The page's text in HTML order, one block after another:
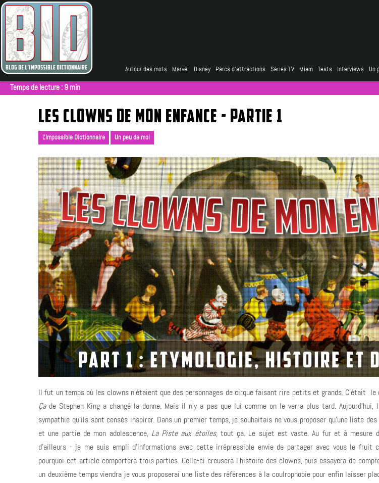
Autour des mots Marvel Disney Parcs d’attractions Séries TV Miam Tests Interviews Un
Temps de lecture : 9 min
LES CLOWNS DE MON ENFANCE - PARTIE 1
L'Impossible Dictionnaire Un peu de moi
Il fut un temps où les clowns n'étaient que des personnages de cirque faisant rire petits et grands. C'était le
Çade Stephen King a changé la donne. Mais il n'y a pas que lui comme on le verra plus tard. Aujourd'hui,
sympathie qu'ils sont censés inspirer. Dans un premier temps, je souhaitais ne vous proposer qu'une liste
et une partie de mon adolescence, La Piste aux étoiles, tout ça. Le sujet est vaste. Au fur et à mesure
d'ailleurs - je me suis empli d'informations avec cette irrépressible envie de partager avec vous le fruit
pourquoi cet article comportera trois parties. Celle-ci creusera l'histoire des clowns, puis essayera de
un deuxième temps viendra je vous proposerai une liste des références à la coulrophobie pour enfin laisser